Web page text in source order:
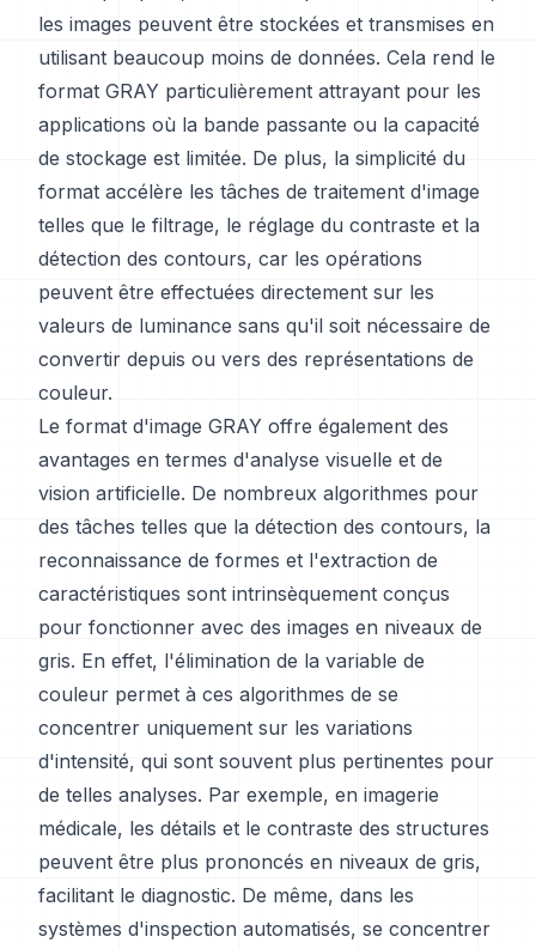
les images peuvent être stockées et transmises en
utilisant beaucoup moins de données. Cela rend le
format GRAY particulièrement attrayant pour les
applications où la bande passante ou la capacité
de stockage est limitée. De plus, la simplicité du
format accélère les tâches de traitement d'image
telles que le filtrage, le réglage du contraste et la
détection des contours, car les opérations
peuvent être effectuées directement sur les
valeurs de luminance sans qu'il soit nécessaire de
convertir depuis ou vers des représentations de
couleur.
Le format d'image GRAY offre également des
avantages en termes d'analyse visuelle et de
vision artificielle. De nombreux algorithmes pour
des tâches telles que la détection des contours, la
reconnaissance de formes et l'extraction de
caractéristiques sont intrinsèquement conçus
pour fonctionner avec des images en niveaux de
gris. En effet, l'élimination de la variable de
couleur permet à ces algorithmes de se
concentrer uniquement sur les variations
d'intensité, qui sont souvent plus pertinentes pour
de telles analyses. Par exemple, en imagerie
médicale, les détails et le contraste des structures
peuvent être plus prononcés en niveaux de gris,
facilitant le diagnostic. De même, dans les
systèmes d'inspection automatisés, se concentrer